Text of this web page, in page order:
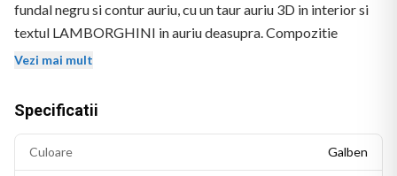
fundal negru si contur auriu, cu un taur auriu 3D in interior si
textul LAMBORGHINI in auriu deasupra. Compozitie
centrata, stil realist-tridimensional.
Vezi mai mult
Specificatii
Culoare Galben